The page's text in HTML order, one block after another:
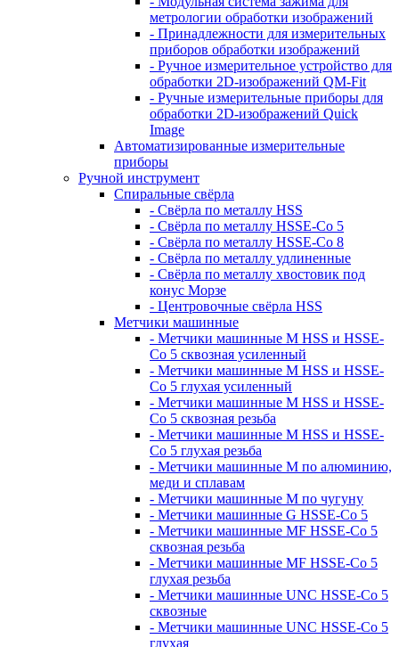
метрологии обработки изображений
- Принадлежности для измерительных
приборов обработки изображений
- Ручное измерительное устройство для
обработки 2D-изображений QM-Fit
- Ручные измерительные приборы для
обработки 2D-изображений Quick
Image
Автоматизированные измерительные
приборы
Ручной инструмент
Спиральные свёрла
- Свёрла по металлу HSS
- Свёрла по металлу HSSE-Co 5
- Свёрла по металлу HSSE-Co 8
- Свёрла по металлу удлиненные
- Свёрла по металлу хвостовик под
конус Морзе
- Центровочные свёрла HSS
Метчики машинные
- Метчики машинные M HSS и HSSE-
Co 5 сквозная усиленный
- Метчики машинные M HSS и HSSE-
Co 5 глухая усиленный
- Метчики машинные M HSS и HSSE-
Co 5 сквозная резьба
- Метчики машинные M HSS и HSSE-
Co 5 глухая резьба
- Метчики машинные M по алюминию,
меди и сплавам
- Метчики машинные M по чугуну
- Метчики машинные G HSSE-Co 5
- Метчики машинные MF HSSE-Co 5
сквозная резьба
- Метчики машинные MF HSSE-Co 5
глухая резьба
- Метчики машинные UNC HSSE-Co 5
сквозные
- Метчики машинные UNC HSSE-Co 5
глухая